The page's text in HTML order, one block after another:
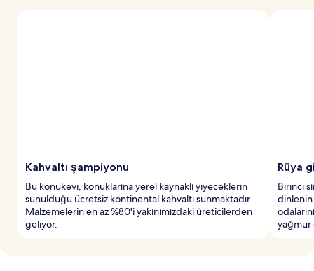
e
r
d
Kahvaltı şampiyonu
Bu konukevi, konuklarına yerel kaynaklı yiyeceklerin
sunulduğu ücretsiz kontinental kahvaltı sunmaktadır.
Malzemelerin en az %80'i yakınımızdaki üreticilerden
geliyor.
Rüya
Birinci
yağmur